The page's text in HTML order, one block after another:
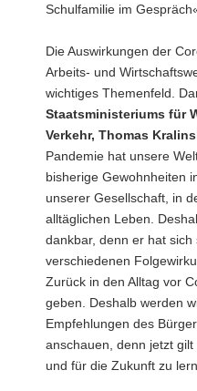
Schulfamilie im
Die Auswirkungen der
Arbeits- und
wichtiges Themenfeld.
Staatsministeriums für
Verkehr, Thomas
Pandemie hat unsere
bisherige Gewohnheiten
unserer Gesellschaft, in
alltäglichen Leben.
dankbar, denn er hat
verschiedenen
Zurück in den Alltag vor
geben. Deshalb werden
Empfehlungen des
anschauen, denn jetzt
und für die Zukunft zu